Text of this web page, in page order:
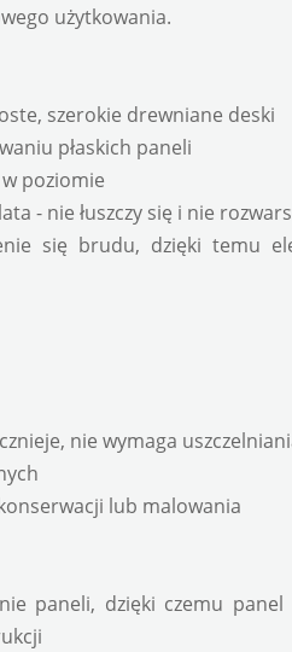
użytkowania.
szerokie drewniane deski
płaskich paneli
poziomie
- nie łuszczy się i nie
się brudu, dzięki temu
nie wymaga
lub malowania
paneli, dzięki czemu